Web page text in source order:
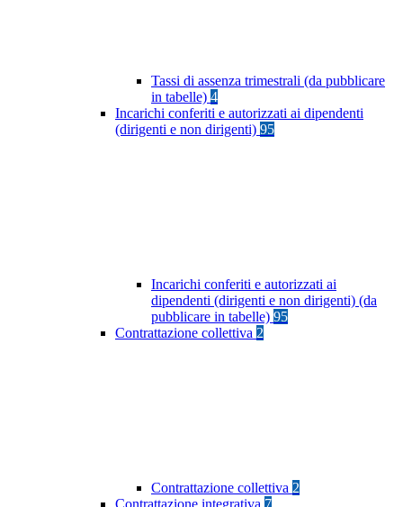
Tassi di assenza trimestrali (da pubblicare
in tabelle) 4
Incarichi conferiti e autorizzati ai dipendenti
(dirigenti e non dirigenti) 95
Incarichi conferiti e autorizzati ai
dipendenti (dirigenti e non dirigenti) (da
pubblicare in tabelle) 95
Contrattazione collettiva 2
Contrattazione collettiva 2